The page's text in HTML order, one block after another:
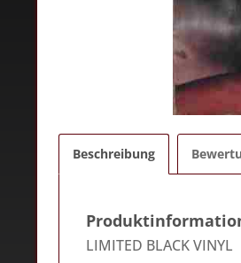
Beschreibung
LIMITED BLACK VINYL